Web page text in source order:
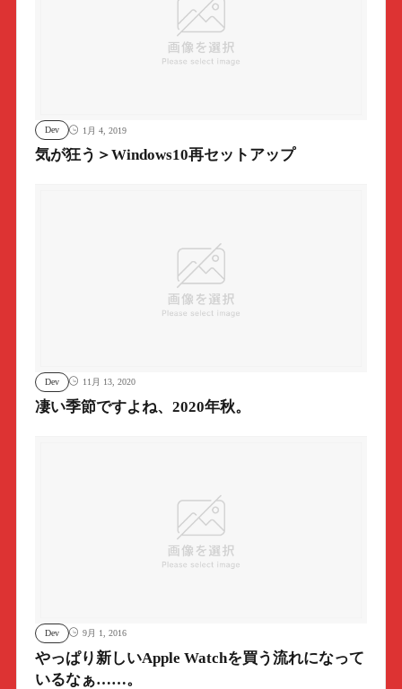
Dev 1月 4, 2019
気が狂う＞Windows10再セットアップ
Dev 11月 13, 2020
凄い季節ですよね、2020年秋。
Dev 9月 1, 2016
やっぱり新しいApple Watchを買う流れになって
いるなぁ……。